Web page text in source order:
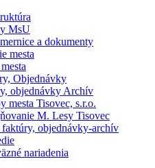
MsU
a dokumenty
mesta
Objednávky
objednávky Archív
mesta Tisovec, s.r.o.
M. Lesy Tisovec
objednávky-archív
nariadenia